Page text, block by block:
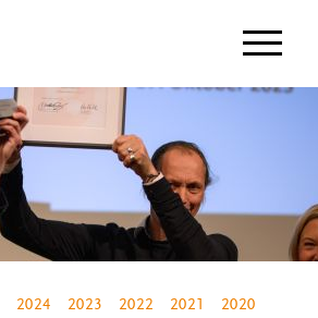
2024 2023 2022 2021
2020